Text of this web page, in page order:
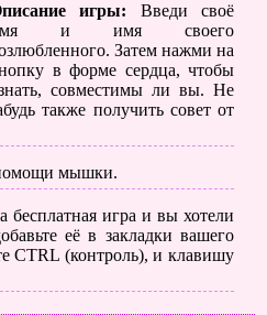
игры: Введи своё
и имя своего
Затем нажми на
в форме сердца, чтобы
совместимы ли вы. Не
также получить совет от
мышки.
бесплатная игра и вы хотели
её в закладки вашего
CTRL (контроль), и клавишу